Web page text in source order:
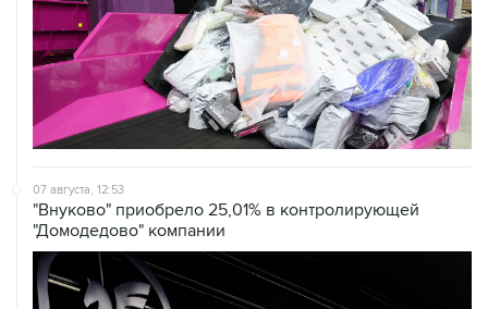
07 августа, 12:53
"Внуково" приобрело 25,01% в контролирующей
"Домодедово" компании